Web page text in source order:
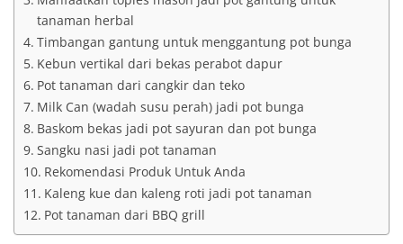
tanaman herbal
Timbangan gantung untuk menggantung pot bunga
Kebun vertikal dari bekas perabot dapur
Pot tanaman dari cangkir dan teko
Milk Can (wadah susu perah) jadi pot bunga
Baskom bekas jadi pot sayuran dan pot bunga
Sangku nasi jadi pot tanaman
Rekomendasi Produk Untuk Anda
Kaleng kue dan kaleng roti jadi pot tanaman
Pot tanaman dari BBQ grill